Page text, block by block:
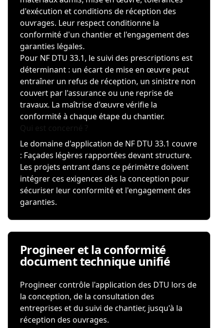
d'exécution et conditions de réception des
ouvrages. Leur respect conditionne la
conformité d'un chantier et l'engagement des
garanties légales.
Pour NF DTU 33.1, le suivi des prescriptions est
déterminant : un écart de mise en œuvre peut
entraîner un refus de réception, un sinistre non
couvert par l'assurance ou une reprise de
travaux. La maîtrise d'œuvre vérifie la
conformité à chaque étape du chantier.
Le domaine d'application de NF DTU 33.1 couvre
: Façades légères rapportées devant structure.
Les projets entrant dans ce périmètre doivent
intégrer ces exigences dès la conception pour
sécuriser leur conformité et l'engagement des
garanties.
Progineer et la conformité
document technique unifié
Progineer contrôle l'application des DTU lors de
la conception, de la consultation des
entreprises et du suivi de chantier, jusqu'à la
réception des ouvrages.